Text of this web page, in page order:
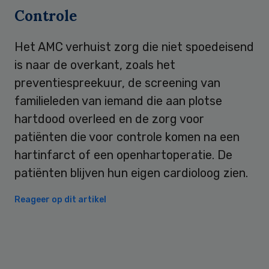
Controle
Het AMC verhuist zorg die niet spoedeisend
is naar de overkant, zoals het
preventiespreekuur, de screening van
familieleden van iemand die aan plotse
hartdood overleed en de zorg voor
patiënten die voor controle komen na een
hartinfarct of een openhartoperatie. De
patiënten blijven hun eigen cardioloog zien.
Reageer op dit artikel